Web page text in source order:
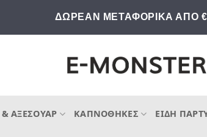
ΔΩΡΕΑΝ ΜΕΤΑΦΟΡΙΚΑ ΑΠΟ
ΑΞΕΣΟΥΆΡ ΚΑΠΝΟΘΉΚΕΣ ΕΊΔΗ